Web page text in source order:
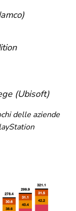
(Ubisoft)
delle aziende